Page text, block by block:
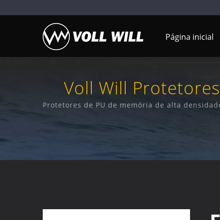
Página inicial
Voll Will
Azul, Com Um
Portas De
Fornecedor De
Protetores de PU de memória de alta
contra impactos extremos,